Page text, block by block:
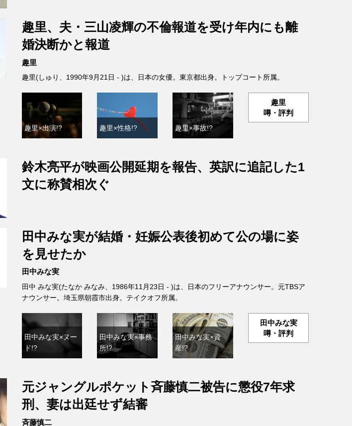
趣里、夫・三山凌輝の不倫報道を受け年内にも離
婚決断かと報道
趣里
趣里(しゅり、1990年9月21日 - )は、日本の女優。東京都出身。トップコート所属。
趣里×出演!? 趣里×性格!? 趣里×事故!?
趣里
噂・評判
鈴木亮平が映画公開延期を報告、英訳に追記した1
文に称賛相次ぐ
田中みな実が結婚・妊娠公表後初めて公の場に姿
を見せたか
田中みな実
田中 みな実(たなか みなみ、1986年11月23日 - )は、日本のフリーアナウンサー。元TBSア
ナウンサー。埼玉県朝霞市出身。テイクオフ所属。
田中みな実×ヌー
ド!?
田中みな実×事務
所!?
田中みな実×資
産!?
田中みな実
噂・評判
元ジャングルポケット斉藤慎二被告に懲役7年求
刑、妻は出廷せず結審
斉藤慎二